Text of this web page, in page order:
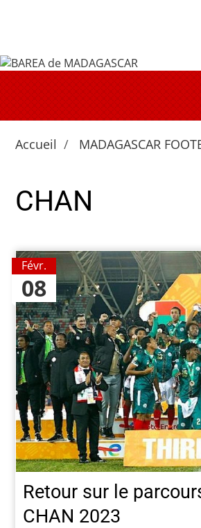
Accueil MADAGASCAR
CHAN
08
Févr.
Retour sur le
CHAN 2023